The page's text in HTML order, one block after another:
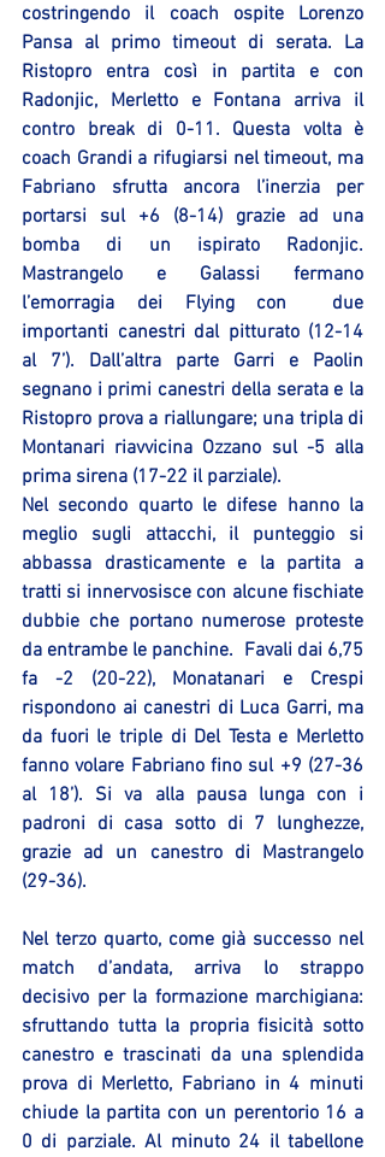
costringendo il coach ospite Lorenzo
Pansa al primo timeout di serata. La
Ristopro entra così in partita e con
Radonjic, Merletto e Fontana arriva il
contro break di 0-11. Questa volta è
coach Grandi a rifugiarsi nel timeout, ma
Fabriano sfrutta ancora l’inerzia per
portarsi sul +6 (8-14) grazie ad una
bomba di un ispirato Radonjic.
Mastrangelo e Galassi fermano
l’emorragia dei Flying con  due
importanti canestri dal pitturato (12-14
al 7’). Dall’altra parte Garri e Paolin
segnano i primi canestri della serata e la
Ristopro prova a riallungare; una tripla di
Montanari riavvicina Ozzano sul -5 alla
prima sirena (17-22 il parziale).
Nel secondo quarto le difese hanno la
meglio sugli attacchi, il punteggio si
abbassa drasticamente e la partita a
tratti si innervosisce con alcune fischiate
dubbie che portano numerose proteste
da entrambe le panchine.  Favali dai 6,75
fa -2 (20-22), Monatanari e Crespi
rispondono ai canestri di Luca Garri, ma
da fuori le triple di Del Testa e Merletto
fanno volare Fabriano fino sul +9 (27-36
al 18’). Si va alla pausa lunga con i
padroni di casa sotto di 7 lunghezze,
grazie ad un canestro di Mastrangelo
(29-36).
Nel terzo quarto, come già successo nel
match d’andata, arriva lo strappo
decisivo per la formazione marchigiana:
sfruttando tutta la propria fisicità sotto
canestro e trascinati da una splendida
prova di Merletto, Fabriano in 4 minuti
chiude la partita con un perentorio 16 a
0 di parziale. Al minuto 24 il tabellone